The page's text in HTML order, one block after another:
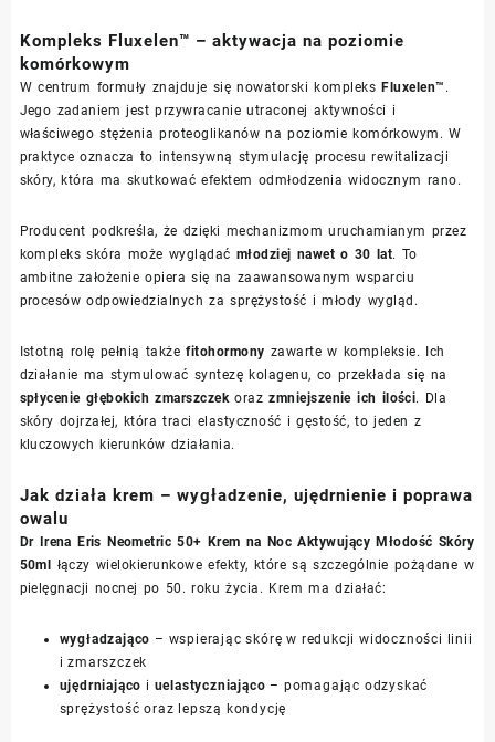
Kompleks Fluxelen™ – aktywacja na poziomie
komórkowym
W centrum formuły znajduje się nowatorski kompleks Fluxelen™ .
Jego zadaniem jest przywracanie utraconej aktywności i
właściwego stężenia proteoglikanów na poziomie komórkowym. W
praktyce oznacza to intensywną stymulację procesu rewitalizacji
skóry, która ma skutkować efektem odmłodzenia widocznym rano.
Producent podkreśla, że dzięki mechanizmom uruchamianym przez
kompleks skóra może wyglądać młodziej nawet o 30 lat. To
ambitne założenie opiera się na zaawansowanym wsparciu
procesów odpowiedzialnych za sprężystość i młody wygląd.
Istotną rolę pełnią takżefitohormony zawarte w kompleksie. Ich
działanie ma stymulować syntezę kolagenu, co przekłada się na
spłycenie głębokich zmarszczekorazzmniejszenie ich ilości. Dla
skóry dojrzałej, która traci elastyczność i gęstość, to jeden z
kluczowych kierunków działania.
Jak działa krem – wygładzenie, ujędrnienie i poprawa
owalu
Dr Irena Eris Neometric 50+ Krem na Noc Aktywujący Młodość Skóry
50ml
łączy wielokierunkowe efekty, które są szczególnie pożądane w
pielęgnacji nocnej po 50. roku życia. Krem ma działać:
wygładzająco – wspierając skórę w redukcji widoczności linii
i zmarszczek
ujędrniająco i uelastyczniająco – pomagając odzyskać
sprężystość oraz lepszą kondycję